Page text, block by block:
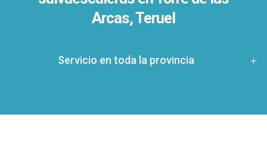
Arcas, Teruel
Servicio en toda la provincia